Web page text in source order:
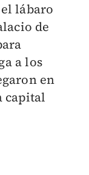
lábaro
de
a los
en
capital